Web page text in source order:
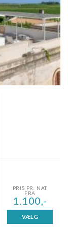
PRIS PR. NAT
FRA
1.100,-
VÆLG